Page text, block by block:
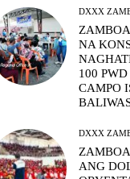
DXXX
NA
100
CAMPO
DXXX
ANG